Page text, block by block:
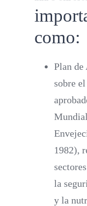
como:
Plan
sobre
1982),
la
y la